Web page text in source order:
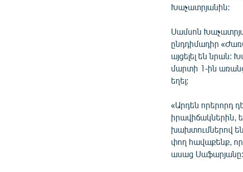
Խաչատրյանին:
Սամսոն
ընդդիմադիր
այցելել են նրան:
մարտի 1-ին
եղել:
«Արդեն որերորդ
իրավիճակներին,
խախտումներով են
փող հավաքենք,
ասաց Սաֆարյանը: